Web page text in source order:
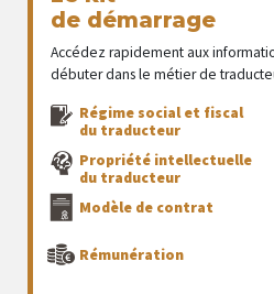
de démarrage
Accédez rapidement aux
débuter dans le métier de
Régime social et fiscal
du traducteur
Propriété intellectuelle
du traducteur
Modèle de contrat
Rémunération